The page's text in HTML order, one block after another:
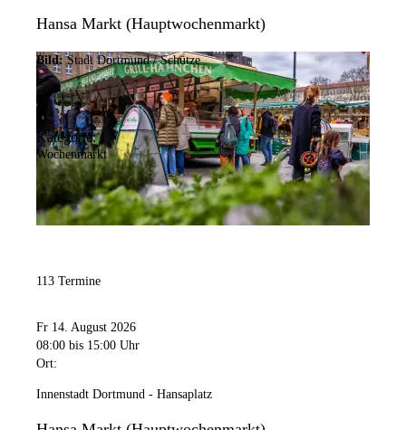
Hansa Markt (Hauptwochenmarkt)
Bild: Stadt Dortmund / Schütze
Kategorie:
Wochenmarkt
113 Termine
Fr 14. August 2026
08:00 bis 15:00 Uhr
Ort:
Innenstadt Dortmund - Hansaplatz